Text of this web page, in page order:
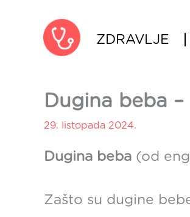
content
ZDRAVLJE
Dugina beba
29. listopada 2024.
Dugina beba (od
Zašto su dugine